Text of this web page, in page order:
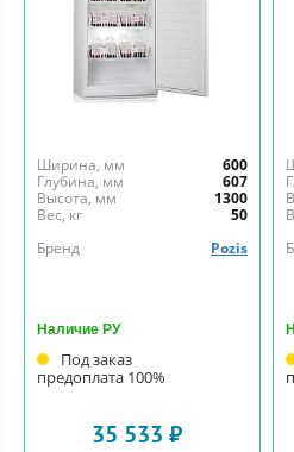
Ширина, мм
600
Глубина, мм
607
Высота, мм
1300
Вес, кг
50
Бренд
Pozis
Наличие РУ
Под заказ
предоплата 100%
35 533 ₽